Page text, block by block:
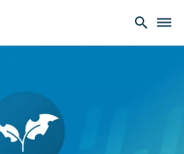
search dehaze